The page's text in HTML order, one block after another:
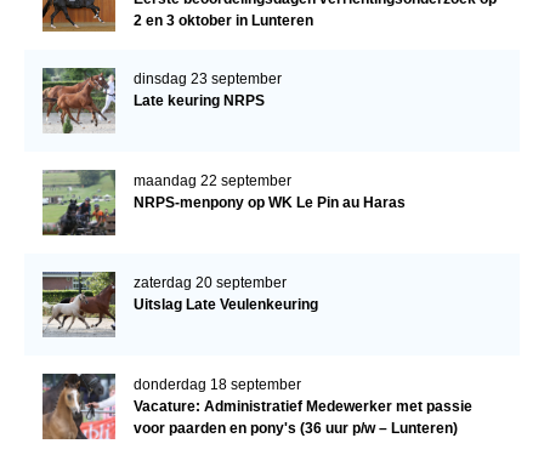
2 en 3 oktober in Lunteren
dinsdag 23 september
Late keuring NRPS
maandag 22 september
NRPS-menpony op WK Le Pin au Haras
zaterdag 20 september
Uitslag Late Veulenkeuring
donderdag 18 september
Vacature: Administratief Medewerker met passie
voor paarden en pony's (36 uur p/w – Lunteren)